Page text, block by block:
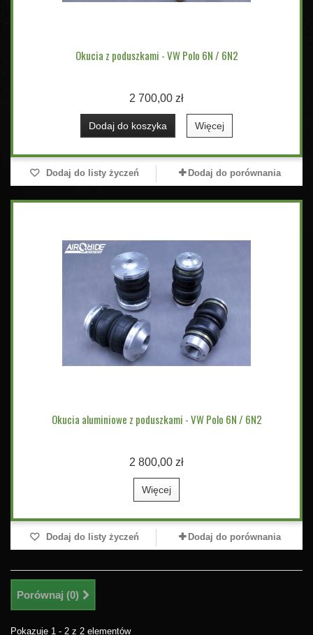
Okucia z poduszkami - VW Polo 6N / 6N2
2 700,00 zł
Dodaj do koszyka Więcej
Dodaj do listy życzeń Dodaj do porównania
Okucia aluminiowe z poduszkami - VW Polo 6N / 6N2
2 800,00 zł
Więcej
Dodaj do listy życzeń Dodaj do porównania
Porównaj (0)
Pokazuje 1 - 2 z 2 elementów